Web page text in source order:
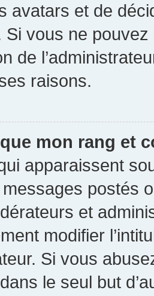
avatars et de
vous ne pouvez
de
raisons.
que mon rang et
apparaissent
postés
et
modifier
Si vous
le seul but